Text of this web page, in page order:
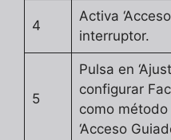
4
Activa
interruptor.
5
Pulsa en
configurar
como
‘Acceso